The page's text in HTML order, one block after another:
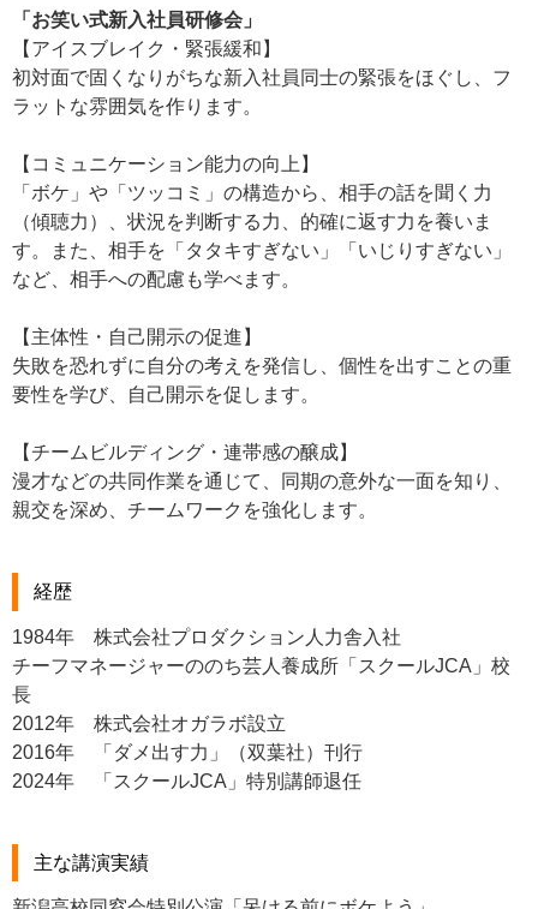
「お笑い式新入社員研修会」
【アイスブレイク・緊張緩和】
初対面で固くなりがちな新入社員同士の緊張をほぐし、フ
ラットな雰囲気を作ります。
【コミュニケーション能力の向上】
「ボケ」や「ツッコミ」の構造から、相手の話を聞く力
（傾聴力）、状況を判断する力、的確に返す力を養いま
す。また、相手を「タタキすぎない」「いじりすぎない」
など、相手への配慮も学べます。
【主体性・自己開示の促進】
失敗を恐れずに自分の考えを発信し、個性を出すことの重
要性を学び、自己開示を促します。
【チームビルディング・連帯感の醸成】
漫才などの共同作業を通じて、同期の意外な一面を知り、
親交を深め、チームワークを強化します。
経歴
1984年 株式会社プロダクション人力舎入社
チーフマネージャーののち芸人養成所「スクールJCA」校
長
2012年 株式会社オガラボ設立
2016年 「ダメ出す力」（双葉社）刊行
2024年 「スクールJCA」特別講師退任
主な講演実績